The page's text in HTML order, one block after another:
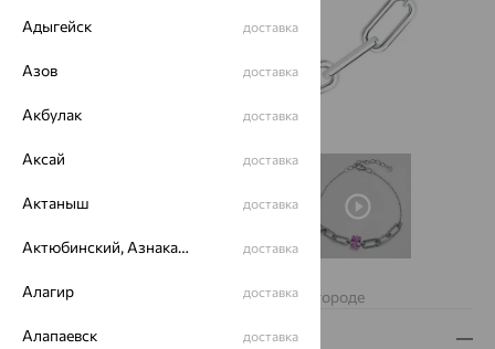
Изделие недоступно для заказа в вашем городе
Описание
Адыгейск доставка
Азов доставка
Акбулак доставка
Аксай доставка
Актаныш доставка
Актюбинский, Азнакаевский район доставка
Алагир доставка
Алапаевск доставка